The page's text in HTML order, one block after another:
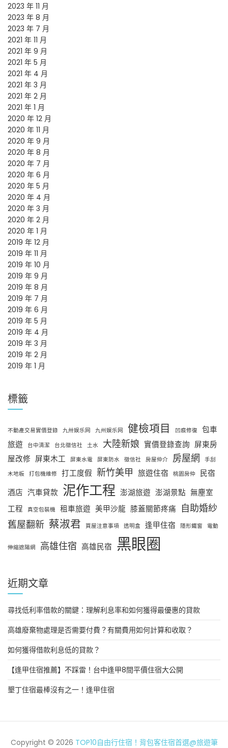
2023 年 11 月
2023 年 8 月
2023 年 7 月
2021 年 11 月
2021 年 9 月
2021 年 5 月
2021 年 4 月
2021 年 3 月
2021 年 2 月
2021 年 1 月
2020 年 12 月
2020 年 11 月
2020 年 9 月
2020 年 8 月
2020 年 7 月
2020 年 6 月
2020 年 5 月
2020 年 4 月
2020 年 3 月
2020 年 2 月
2020 年 1 月
2019 年 12 月
2019 年 11 月
2019 年 10 月
2019 年 9 月
2019 年 8 月
2019 年 7 月
2019 年 6 月
2019 年 5 月
2019 年 4 月
2019 年 3 月
2019 年 2 月
2019 年 1 月
標籤
不動產交易實價登錄 九卅娱乐网 九州娱乐网 健檢項目 凹痕修復
包車
旅遊
台中清潔 台北徵信社 土水 大陸新娘 實價登錄查詢 屏東房
屋改修 屏東木工 屏東水電 屏東防水 徵信社 房屋仲介 房屋網
手刮
木地板
打包機維修 打工度假 新竹美甲 旅遊住宿 桃園房仲
民宿
酒店 汽車貸款 泥作工程 澎湖旅遊 澎湖景點 無塵室
工程
真空包裝機 租車旅遊 美甲沙龍 膝蓋關節疼痛
自助婚紗
舊屋翻新 蔡淑君 買屋注意事項 透明盒 逢甲住宿 隱形鐵窗 電動
伸縮遮陽網 高雄住宿 高雄民宿 黑眼圈
近期文章
尋找低利率借款的關鍵：理解利息率和如何獲得最優惠的貸款
高雄廢棄物處理是否需要付費？有關費用如何計算和收取？
如何獲得借款利息低的貸款？
【逢甲住宿推薦】不踩雷！台中逢甲8間平價住宿大公開
墾丁住宿最棒沒有之一！逢甲住宿
Copyright © 2026 TOP10自由行住宿！背包客住宿首選@旅遊筆